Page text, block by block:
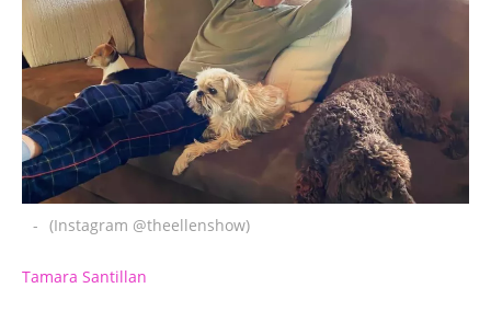
- (Instagram @theellenshow)
Tamara Santillan